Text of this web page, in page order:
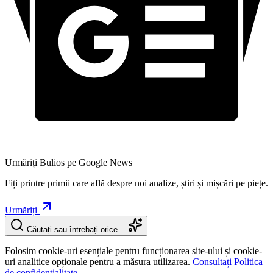
Urmăriți Bulios pe Google News
Fiți printre primii care află despre noi analize, știri și mișcări pe piețe.
Urmăriți
Căutați sau întrebați orice…
Folosim cookie-uri esențiale pentru funcționarea site-ului și cookie-
uri analitice opționale pentru a măsura utilizarea. Consultați Politica